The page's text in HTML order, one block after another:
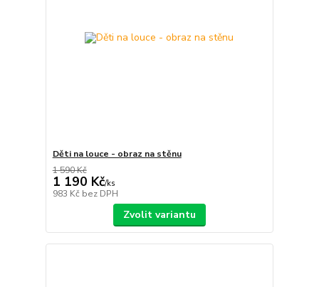
Děti na louce - obraz na stěnu
1 590 Kč
1 190 Kč/ks
983 Kč bez DPH
Zvolit variantu